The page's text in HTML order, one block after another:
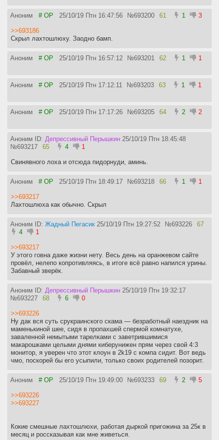
Аноним # OP 25/10/19 Птн 16:47:56 №693200 61 1 3
>>693186
Скрыл лахтошлюху. Заодно бамп.
Аноним # OP 25/10/19 Птн 16:57:12 №693201 62 1 1
Аноним # OP 25/10/19 Птн 17:12:11 №693203 63 1 1
Аноним # OP 25/10/19 Птн 17:17:26 №693205 64 2 2
Аноним ID: Депрессивный Перышкин 25/10/19 Птн 18:45:48
№693217 65 4 1
Свинявного лоха и отсюда пидорнуди, аминь.
Аноним # OP 25/10/19 Птн 18:49:17 №693218 66 1 1
>>693217
Лахтошлюха как обычно. Скрыл
Аноним ID: Жадный Пегасик 25/10/19 Птн 19:27:52 №693226
67
4
1
>>693217
У этого говна даже жизни нету. Весь день на оранжевом сайте
провёл, нелепо копротивляясь, в итоге всё равно напился урины.
Забавный зверёк.
Аноним ID: Депрессивный Перышкин 25/10/19 Птн 19:32:17
№693227 68 6 0
>>693226
Ну дак вся суть срукраинского скама — безработный наездник на
маменькиной шее, сидя в пропахшей спермой комнатухе,
заваленной немытыми тарелками с заветрившимися
макарошками целыми днями киберунижен прям через свой 4:3
монитор, я уверен что этот клоун в 2k19 с компа сидит. Вот ведь
чмо, поскорей бы его усыпили, только своих родителей позорит.
Аноним # OP 25/10/19 Птн 19:49:00 №693233 69 2 5
>>693226
>>693227
Кокие смешные лахтошлюхи, работая дыркой пригожина за 25к в
месяц и россказывая как мне живеться.